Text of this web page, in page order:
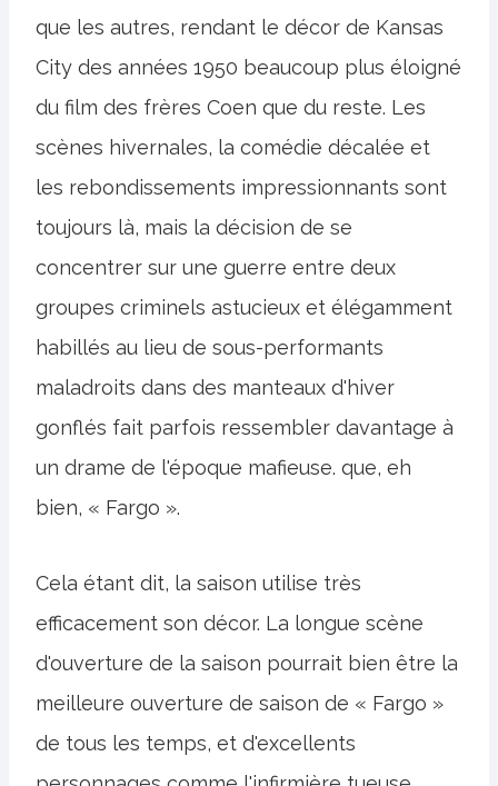
que les autres, rendant le décor de Kansas
City des années 1950 beaucoup plus éloigné
du film des frères Coen que du reste. Les
scènes hivernales, la comédie décalée et
les rebondissements impressionnants sont
toujours là, mais la décision de se
concentrer sur une guerre entre deux
groupes criminels astucieux et élégamment
habillés au lieu de sous-performants
maladroits dans des manteaux d'hiver
gonflés fait parfois ressembler davantage à
un drame de l'époque mafieuse. que, eh
bien, « Fargo ».
Cela étant dit, la saison utilise très
efficacement son décor. La longue scène
d'ouverture de la saison pourrait bien être la
meilleure ouverture de saison de « Fargo »
de tous les temps, et d'excellents